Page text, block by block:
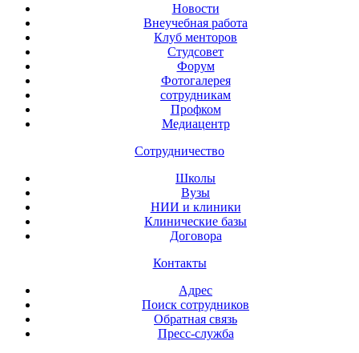
Новости
Внеучебная работа
Клуб менторов
Студсовет
Форум
Фотогалерея
сотрудникам
Профком
Медиацентр
Сотрудничество
Школы
Вузы
НИИ и клиники
Клинические базы
Договора
Контакты
Адрес
Поиск сотрудников
Обратная связь
Пресс-служба